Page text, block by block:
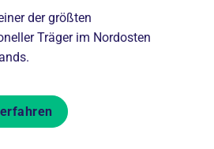
der größten
Träger im Nordosten